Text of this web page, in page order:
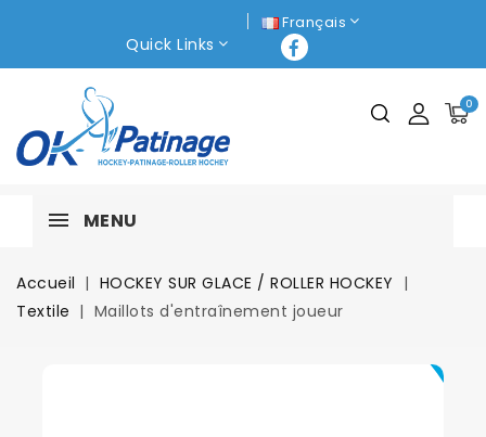
Quick Links
Français
0
MENU
Accueil
HOCKEY SUR GLACE / ROLLER HOCKEY
Textile
Maillots d'entraînement joueur